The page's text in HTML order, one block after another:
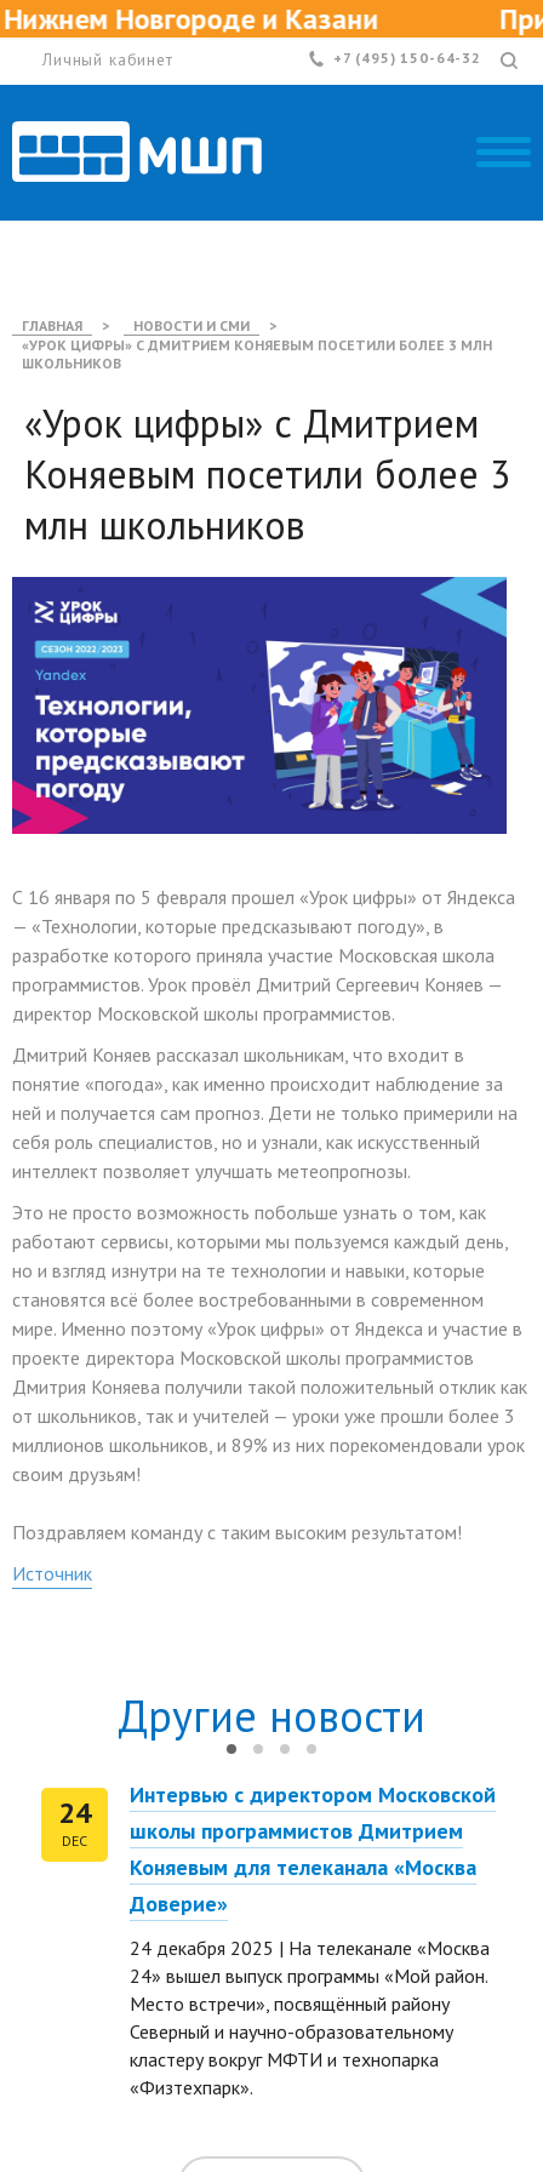
Новгороде и Казани
Личный кабинет +7 (495) 150-64-32
ГЛАВНАЯ > НОВОСТИ И СМИ
>
«УРОК ЦИФРЫ» С ДМИТРИЕМ КОНЯЕВЫМ ПОСЕТИЛИ БОЛЕЕ 3 МЛН
ШКОЛЬНИКОВ
«Урок цифры» с Дмитрием
Коняевым посетили более 3
млн школьников
С 16 января по 5 февраля прошел «Урок цифры» от Яндекса
— «Технологии, которые предсказывают погоду», в
разработке которого приняла участие Московская школа
программистов. Урок провёл Дмитрий Сергеевич Коняев —
директор Московской школы программистов.
Дмитрий Коняев рассказал школьникам, что входит в
понятие «погода», как именно происходит наблюдение за
ней и получается сам прогноз. Дети не только примерили на
себя роль специалистов, но и узнали, как искусственный
интеллект позволяет улучшать метеопрогнозы.
Это не просто возможность побольше узнать о том, как
работают сервисы, которыми мы пользуемся каждый день,
но и взгляд изнутри на те технологии и навыки, которые
становятся всё более востребованными в современном
мире. Именно поэтому «Урок цифры» от Яндекса и участие в
проекте директора Московской школы программистов
Дмитрия Коняева получили такой положительный отклик как
от школьников, так и учителей — уроки уже прошли более 3
миллионов школьников, и 89% из них порекомендовали урок
своим друзьям!
Поздравляем команду с таким высоким результатом!
Источник
Другие новости
24
DEC
Интервью с директором Московской
школы программистов Дмитрием
Коняевым для телеканала «Москва
Доверие»
24 декабря 2025 | На телеканале «Москва
24» вышел выпуск программы «Мой район.
Место встречи», посвящённый району
Северный и научно-образовательному
кластеру вокруг МФТИ и технопарка
«Физтехпарк».
размер текста
размер текста